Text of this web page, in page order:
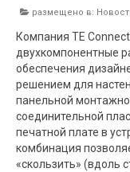
размещено в:
Компания TE
двухкомпонентные
обеспечения
решением для
панельной
соединительной
печатной плате в
комбинация
«скользить» (вдоль